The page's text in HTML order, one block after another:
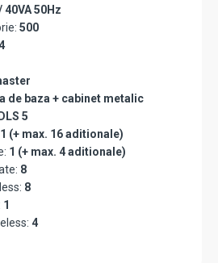
40VA 50Hz
500
de baza + cabinet metalic
DLS 5
1 (+ max. 16 aditionale)
1 (+ max. 4 aditionale)
8
8
1
4